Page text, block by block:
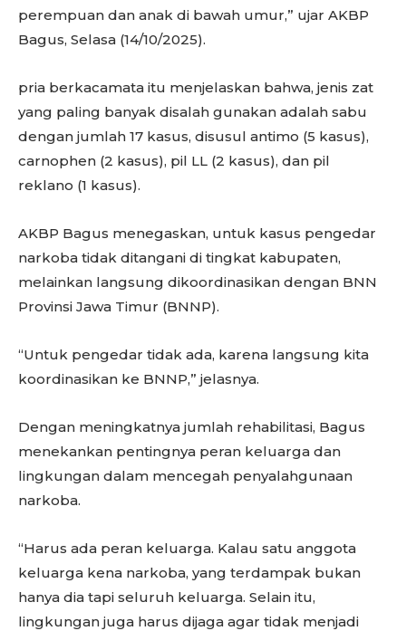
perempuan dan anak di bawah umur,” ujar AKBP
Bagus, Selasa (14/10/2025).
pria berkacamata itu menjelaskan bahwa, jenis zat
yang paling banyak disalah gunakan adalah sabu
dengan jumlah 17 kasus, disusul antimo (5 kasus),
carnophen (2 kasus), pil LL (2 kasus), dan pil
reklano (1 kasus).
AKBP Bagus menegaskan, untuk kasus pengedar
narkoba tidak ditangani di tingkat kabupaten,
melainkan langsung dikoordinasikan dengan BNN
Provinsi Jawa Timur (BNNP).
“Untuk pengedar tidak ada, karena langsung kita
koordinasikan ke BNNP,” jelasnya.
Dengan meningkatnya jumlah rehabilitasi, Bagus
menekankan pentingnya peran keluarga dan
lingkungan dalam mencegah penyalahgunaan
narkoba.
“Harus ada peran keluarga. Kalau satu anggota
keluarga kena narkoba, yang terdampak bukan
hanya dia tapi seluruh keluarga. Selain itu,
lingkungan juga harus dijaga agar tidak menjadi